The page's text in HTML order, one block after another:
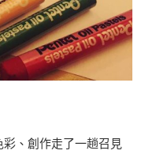
、創作走了一趟召見